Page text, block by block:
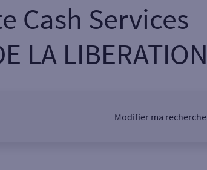
Cash Services
LA LIBERATION
Modifier ma recherche